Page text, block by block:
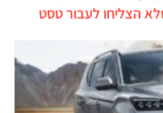
הצליחו לעבור טסט